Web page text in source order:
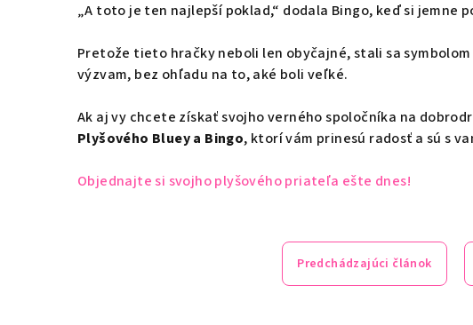
„A toto je ten najlepší poklad,“ dodala Bingo, keď si jemne
Pretože tieto hračky neboli len obyčajné, stali sa
výzvam, bez ohľadu na to, aké boli veľké.
Ak aj vy chcete získať svojho verného spoločníka na
Plyšového Bluey a Bingo, ktorí vám prinesú radosť a sú s
Objednajtesi svojhoplyšovéhopriateľa ešte dnes!
Predchádzajúci článok